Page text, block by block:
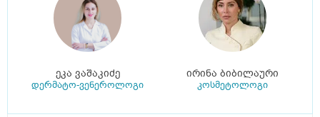
ეკა ვაშაკიძე
დერმატო-ვენეროლოგი
ირინა ბიბილაური
კოსმეტოლოგი